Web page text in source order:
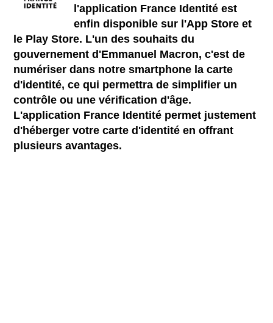
l'application France Identité est
enfin disponible sur l'App Store et
le Play Store. L'un des souhaits du
gouvernement d'Emmanuel Macron, c'est de
numériser dans notre smartphone la carte
d'identité, ce qui permettra de simplifier un
contrôle ou une vérification d'âge.
L'application France Identité permet justement
d'héberger votre carte d'identité en offrant
plusieurs avantages.